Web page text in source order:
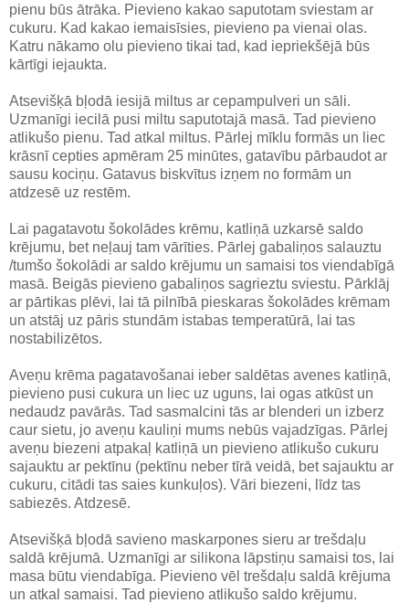
pienu būs ātrāka. Pievieno kakao saputotam sviestam ar
cukuru. Kad kakao iemaisīsies, pievieno pa vienai olas.
Katru nākamo olu pievieno tikai tad, kad iepriekšējā būs
kārtīgi iejaukta.
Atsevišķā bļodā iesijā miltus ar cepampulveri un sāli.
Uzmanīgi iecilā pusi miltu saputotajā masā. Tad pievieno
atlikušo pienu. Tad atkal miltus. Pārlej mīklu formās un liec
krāsnī cepties apmēram 25 minūtes, gatavību pārbaudot ar
sausu kociņu. Gatavus biskvītus izņem no formām un
atdzesē uz restēm.
Lai pagatavotu šokolādes krēmu, katliņā uzkarsē saldo
krējumu, bet neļauj tam vārīties. Pārlej gabaliņos salauztu
/tumšo šokolādi ar saldo krējumu un samaisi tos viendabīgā
masā. Beigās pievieno gabaliņos sagrieztu sviestu. Pārklāj
ar pārtikas plēvi, lai tā pilnībā pieskaras šokolādes krēmam
un atstāj uz pāris stundām istabas temperatūrā, lai tas
nostabilizētos.
Aveņu krēma pagatavošanai ieber saldētas avenes katliņā,
pievieno pusi cukura un liec uz uguns, lai ogas atkūst un
nedaudz pavārās. Tad sasmalcini tās ar blenderi un izberz
caur sietu, jo aveņu kauliņi mums nebūs vajadzīgas. Pārlej
aveņu biezeni atpakaļ katliņā un pievieno atlikušo cukuru
sajauktu ar pektīnu (pektīnu neber tīrā veidā, bet sajauktu ar
cukuru, citādi tas saies kunkuļos). Vāri biezeni, līdz tas
sabiezēs. Atdzesē.
Atsevišķā bļodā savieno maskarpones sieru ar trešdaļu
saldā krējumā. Uzmanīgi ar silikona lāpstiņu samaisi tos, lai
masa būtu viendabīga. Pievieno vēl trešdaļu saldā krējuma
un atkal samaisi. Tad pievieno atlikušo saldo krējumu.